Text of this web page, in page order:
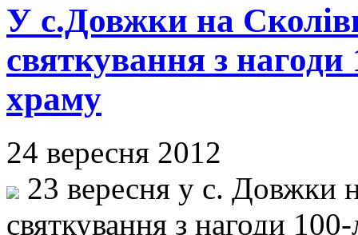
У с.Довжки на
святкування з
храму
24 вересня 2012
23 вересня у с. Довжки
святкування з нагоди